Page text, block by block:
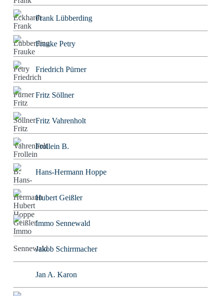
Frank Lübberding
Frauke Petry
Friedrich Pürner
Fritz Söllner
Fritz Vahrenholt
Frollein B.
Hans-Hermann Hoppe
Hubert Geißler
Immo Sennewald
Jakob Schirrmacher
Jan A. Karon